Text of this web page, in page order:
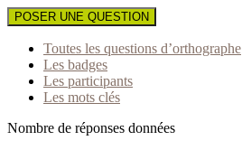
POSER UNE QUESTION
Toutes les questions d’orthographe
Les badges
Les participants
Les mots clés
Nombre de réponses données